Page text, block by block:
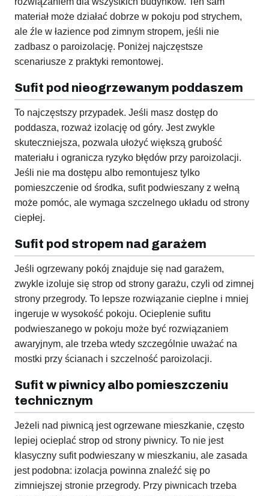
materiał może działać dobrze w pokoju pod strychem,
ale źle w łazience pod zimnym stropem, jeśli nie
zadbasz o paroizolację. Poniżej najczęstsze
scenariusze z praktyki remontowej.
Sufit pod nieogrzewanym poddaszem
To najczęstszy przypadek. Jeśli masz dostęp do
poddasza, rozważ izolację od góry. Jest zwykle
skuteczniejsza, pozwala ułożyć większą grubość
materiału i ogranicza ryzyko błędów przy paroizolacji.
Jeśli nie ma dostępu albo remontujesz tylko
pomieszczenie od środka, sufit podwieszany z wełną
może pomóc, ale wymaga szczelnego układu od strony
ciepłej.
Sufit pod stropem nad garażem
Jeśli ogrzewany pokój znajduje się nad garażem,
zwykle izoluje się strop od strony garażu, czyli od zimnej
strony przegrody. To lepsze rozwiązanie cieplne i mniej
ingeruje w wysokość pokoju. Ocieplenie sufitu
podwieszanego w pokoju może być rozwiązaniem
awaryjnym, ale trzeba wtedy szczególnie uważać na
mostki przy ścianach i szczelność paroizolacji.
Sufit w piwnicy albo pomieszczeniu
technicznym
Jeżeli nad piwnicą jest ogrzewane mieszkanie, często
lepiej ocieplać strop od strony piwnicy. To nie jest
klasyczny sufit podwieszany w mieszkaniu, ale zasada
jest podobna: izolacja powinna znaleźć się po
zimniejszej stronie przegrody. Przy piwnicach trzeba